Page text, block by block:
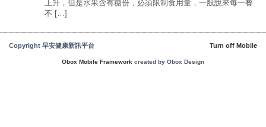
上升，但是水果含有糖份，必須限制食用量，一般說來每一餐
不 […]
Copyright 早安健康新訊平台 Turn off Mobile
Obox Mobile Framework created by Obox Design